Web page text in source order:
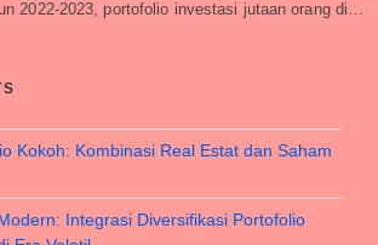
2022-2023, portofolio investasi jutaan orang di…
Kokoh: Kombinasi Real Estat dan Saham
Integrasi Diversifikasi Portofolio